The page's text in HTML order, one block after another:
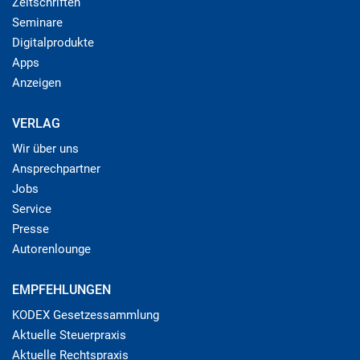
Seminare
Digitalprodukte
Apps
Anzeigen
VERLAG
Wir über uns
Ansprechpartner
Jobs
Service
Presse
Autorenlounge
EMPFEHLUNGEN
KODEX Gesetzessammlung
Aktuelle Steuerpraxis
Aktuelle Rechtspraxis